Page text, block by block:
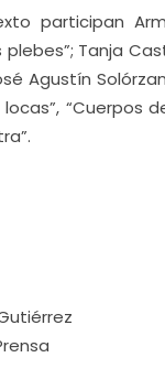
participan
Tanja
Agustín
“Cuerpos